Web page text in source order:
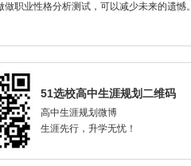
职业性格分析测试，可以减少未来的遗憾。
51选校高中生涯规划二维码
高中生涯规划微博
生涯先行，升学无忧！